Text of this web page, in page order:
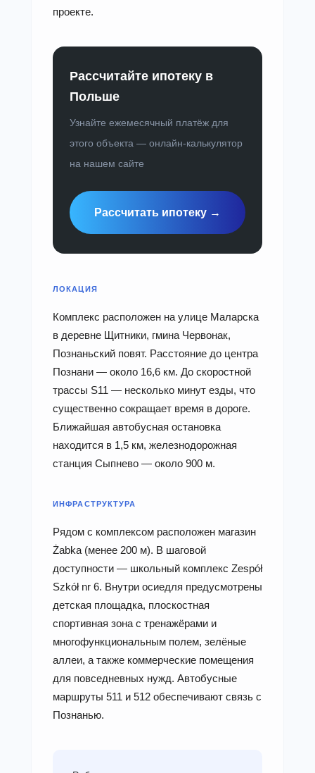
проекте.
Рассчитайте ипотеку в
Польше
Узнайте ежемесячный платёж для
этого объекта — онлайн-калькулятор
на нашем сайте
Рассчитать ипотеку →
ЛОКАЦИЯ
Комплекс расположен на улице Маларска
в деревне Щитники, гмина Червонак,
Познаньский повят. Расстояние до центра
Познани — около 16,6 км. До скоростной
трассы S11 — несколько минут езды, что
существенно сокращает время в дороге.
Ближайшая автобусная остановка
находится в 1,5 км, железнодорожная
станция Сыпнево — около 900 м.
ИНФРАСТРУКТУРА
Рядом с комплексом расположен магазин
Żabka (менее 200 м). В шаговой
доступности — школьный комплекс Zespół
Szkół nr 6. Внутри осиедля предусмотрены
детская площадка, плоскостная
спортивная зона с тренажёрами и
многофункциональным полем, зелёные
аллеи, а также коммерческие помещения
для повседневных нужд. Автобусные
маршруты 511 и 512 обеспечивают связь с
Познанью.